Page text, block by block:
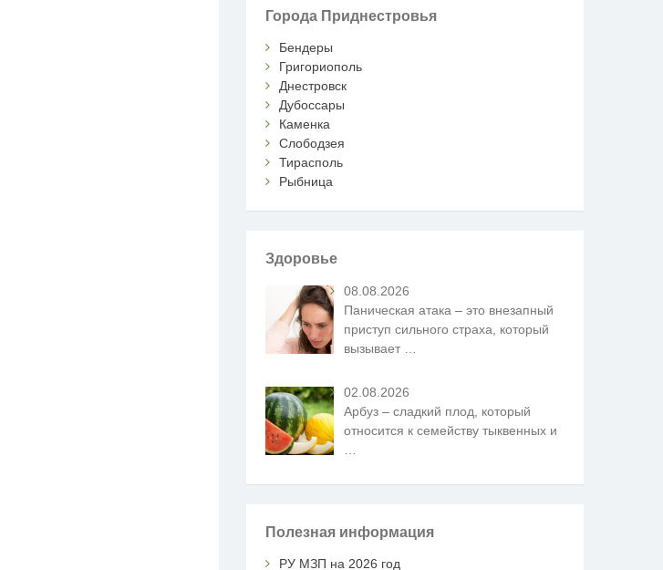
Города Приднестровья
Бендеры
Григориополь
Днестровск
Дубоссары
Каменка
Слободзея
Тирасполь
Рыбница
Здоровье
08.08.2026
Паническая атака – это внезапный
приступ сильного страха, который
вызывает
02.08.2026
Арбуз – сладкий плод, который
относится к семейству тыквенных и
Полезная информация
РУ МЗП на 2026 год